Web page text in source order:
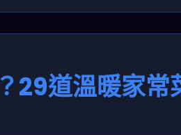
29道溫暖家常